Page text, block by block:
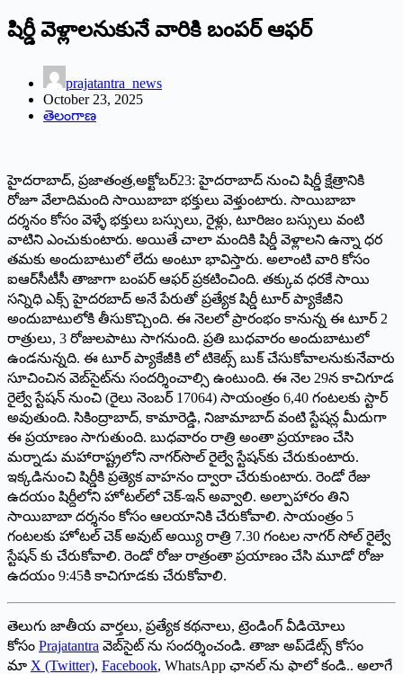
షిర్డీ వెళ్లాలనుకునే వారికి బంపర్‌ ఆఫర్‌
prajatantra_news
October 23, 2025
తెలంగాణ
హైదరాబాద్‌, ప్రజాతంత్ర,అక్టోబర్‌23: హైదరాబాద్‌ నుంచి షిర్డీ క్షేత్రానికి
రోజూ వేలాదిమంది సాయిబాబా భక్తులు వెళ్తుంటారు. సాయిబాబా
దర్శనం కోసం వెళ్ళే భక్తులు బస్సులు, రైళ్లు, టూరిజం బస్సులు వంటి
వాటిని ఎంచుకుంటారు. అయితే చాలా మందికి షిర్డీ వెళ్లాలని ఉన్నా ధర
తమకు అందుబాటులో లేదు అంటూ భావిస్తారు. అలాంటి వారి కోసం
ఐఆర్‌సీటీసీ తాజాగా బంపర్‌ ఆఫర్‌ ప్రకటించింది. తక్కువ ధరకే సాయి
సన్నిధి ఎక్స్‌ హైదరబాద్‌ అనే పేరుతో ప్రత్యేక షిర్డీ టూర్‌ ప్యాకేజీని
అందుబాటులోకి తీసుకొచ్చింది. ఈ నెలలో ప్రారంభం కానున్న ఈ టూర్‌ 2
రాత్రులు, 3 రోజులపాటు సాగనుంది. ప్రతి బుధవారం అందుబాటులో
ఉండనున్నది. ఈ టూర్‌ ప్యాకేజీకి లో టికెట్స్‌ బుక్‌ చేసుకోవాలనుకునేవారు
సూచించిన వెబ్‌సైట్‌ను సందర్శించాల్సి ఉంటుంది. ఈ నెల 29న కాచిగూడ
రైల్వే స్టేషన్‌ నుంచి (రైలు నెంబర్‌ 17064) సాయంత్రం 6,40 గంటలకు స్టార్‌
అవుతుంది. సికింద్రాబాద్‌, కామారెడ్డి, నిజామాబాద్‌ వంటి స్టేషన్ల మీదుగా
ఈ ప్రయాణం సాగుతుంది. బుధవారం రాత్రి అంతా ప్రయాణం చేసి
మ‌ర్నాడు మహారాష్ట్రలోని నాగర్‌సొల్‌ రైల్వే స్టేషన్‌కు చేరుకుంటారు.
ఇక్కడినుంచి షిర్డీకి ప్రత్యెక వాహనం ద్వారా చేరుకుంటారు. రెండో రేజు
ఉదయం షిర్దీలోని హోటల్‌లో చెక్‌-ఇన్‌ అవ్వాలి. అల్పాహారం తిని
సాయిబాబా దర్శనం కోసం ఆలయానికి చేరుకోవాలి. సాయంత్రం 5
గంటలకు హోటల్‌ చెక్‌ అవుట్‌ అయ్యి రాత్రి 7.30 గంటల నాగర్‌ సోల్‌ రైల్వే
స్టేషన్‌ కు చేరుకోవాలి. రెండో రోజు రాత్రంతా ప్రయాణం చేసి మూడో రోజు
ఉదయం 9:45కి కాచిగూడకు చేరుకోవాలి.
తెలుగు జాతీయ వార్తలు, ప్రత్యేక కథనాలు, ట్రెండింగ్ వీడియోలు
కోసం Prajatantra వెబ్‌సైట్ ను సందర్శించండి. తాజా అప్‌డేట్స్ కోసం
మా X (Twitter), Facebook, WhatsApp ఛానల్ ను ఫాలో కండి.. అలాగే